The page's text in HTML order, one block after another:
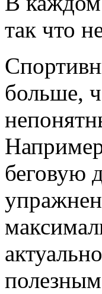
так что
больше,
беговую